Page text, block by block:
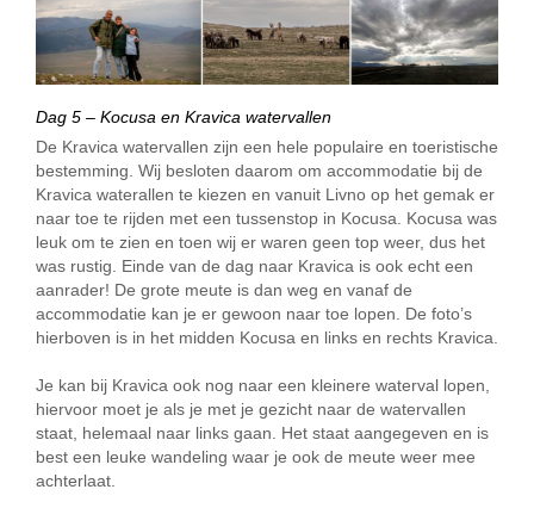
Dag 5 – Kocusa en Kravica watervallen
De Kravica watervallen zijn een hele populaire en toeristische
bestemming. Wij besloten daarom om accommodatie bij de
Kravica waterallen te kiezen en vanuit Livno op het gemak er
naar toe te rijden met een tussenstop in Kocusa. Kocusa was
leuk om te zien en toen wij er waren geen top weer, dus het
was rustig. Einde van de dag naar Kravica is ook echt een
aanrader! De grote meute is dan weg en vanaf de
accommodatie kan je er gewoon naar toe lopen. De foto’s
hierboven is in het midden Kocusa en links en rechts Kravica.
Je kan bij Kravica ook nog naar een kleinere waterval lopen,
hiervoor moet je als je met je gezicht naar de watervallen
staat, helemaal naar links gaan. Het staat aangegeven en is
best een leuke wandeling waar je ook de meute weer mee
achterlaat.